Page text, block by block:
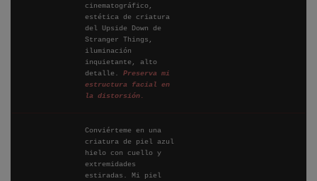
cinematográfico,
estética de criatura
del Upside Down de
Stranger Things,
iluminación
inquietante, alto
detalle. Preserva mi
estructura facial en
la distorsión.
Conviérteme en una
criatura de piel azul
hielo con cuello y
extremidades
estiradas. Mi piel